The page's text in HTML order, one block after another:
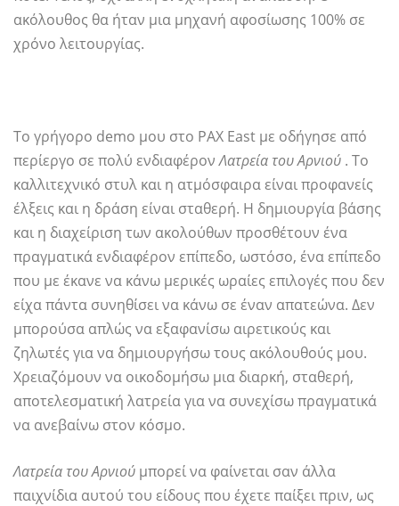
ακόλουθος θα ήταν μια μηχανή αφοσίωσης 100% σε
χρόνο λειτουργίας.
Το γρήγορο demo μου στο PAX East με οδήγησε από
περίεργο σε πολύ ενδιαφέρονΛατρεία του Αρνιού . Το
καλλιτεχνικό στυλ και η ατμόσφαιρα είναι προφανείς
έλξεις και η δράση είναι σταθερή. Η δημιουργία βάσης
και η διαχείριση των ακολούθων προσθέτουν ένα
πραγματικά ενδιαφέρον επίπεδο, ωστόσο, ένα επίπεδο
που με έκανε να κάνω μερικές ωραίες επιλογές που δεν
είχα πάντα συνηθίσει να κάνω σε έναν απατεώνα. Δεν
μπορούσα απλώς να εξαφανίσω αιρετικούς και
ζηλωτές για να δημιουργήσω τους ακόλουθούς μου.
Χρειαζόμουν να οικοδομήσω μια διαρκή, σταθερή,
αποτελεσματική λατρεία για να συνεχίσω πραγματικά
να ανεβαίνω στον κόσμο.
Λατρεία του Αρνιού μπορεί να φαίνεται σαν άλλα
παιχνίδια αυτού του είδους που έχετε παίξει πριν, ως